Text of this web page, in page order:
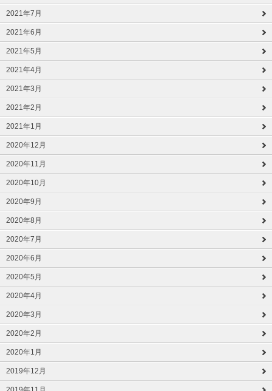
2021年7月
2021年6月
2021年5月
2021年4月
2021年3月
2021年2月
2021年1月
2020年12月
2020年11月
2020年10月
2020年9月
2020年8月
2020年7月
2020年6月
2020年5月
2020年4月
2020年3月
2020年2月
2020年1月
2019年12月